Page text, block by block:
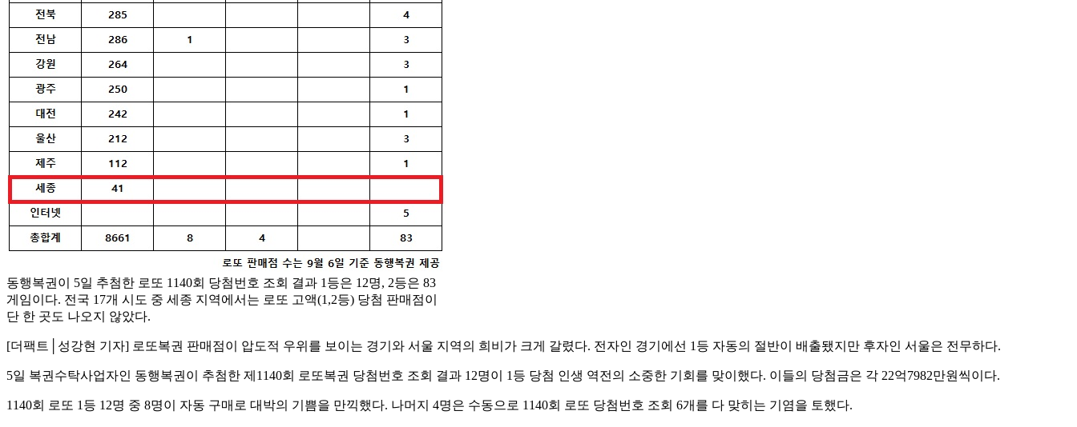
동행복권이 5일 추첨한 로또 1140회 당첨번호 조회 결과 1등은 12명, 2등은 83
게임이다. 전국 17개 시도 중 세종 지역에서는 로또 고액(1,2등) 당첨 판매점이
단 한 곳도 나오지 않았다.
[더팩트│성강현 기자] 로또복권 판매점이 압도적 우위를 보이는 경기와 서울 지역의 희비가 크게 갈렸다. 전자인 경기에선 1등 자동의 절반이 배출됐지만 후자인 서울은 전무하다.
5일 복권수탁사업자인 동행복권이 추첨한 제1140회 로또복권 당첨번호 조회 결과 12명이 1등 당첨 인생 역전의 소중한 기회를 맞이했다. 이들의 당첨금은 각 22억7982만원씩이다.
1140회 로또 1등 12명 중 8명이 자동 구매로 대박의 기쁨을 만끽했다. 나머지 4명은 수동으로 1140회 로또 당첨번호 조회 6개를 다 맞히는 기염을 토했다.